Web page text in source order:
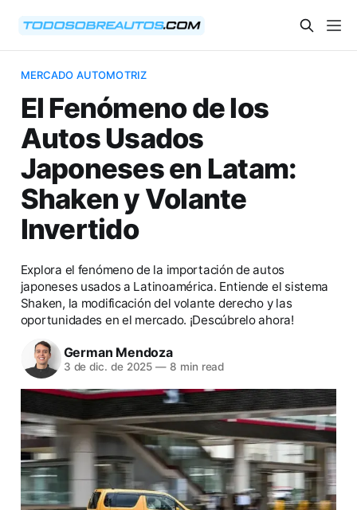
MERCADO AUTOMOTRIZ
El Fenómeno de los
Autos Usados
Japoneses en Latam:
Shaken y Volante
Invertido
Explora el fenómeno de la importación de autos
japoneses usados a Latinoamérica. Entiende el sistema
Shaken, la modificación del volante derecho y las
oportunidades en el mercado. ¡Descúbrelo ahora!
German Mendoza
3 de dic. de 2025 — 8 min read